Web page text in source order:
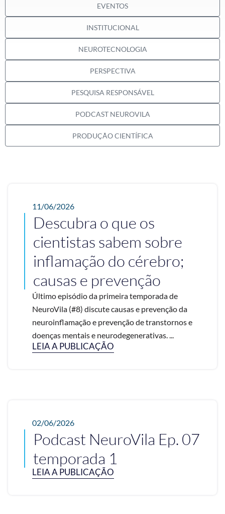
EVENTOS
INSTITUCIONAL
NEUROTECNOLOGIA
PERSPECTIVA
PESQUISA RESPONSÁVEL
PODCAST NEUROVILA
PRODUÇÃO CIENTÍFICA
11/06/2026
Descubra o que os
cientistas sabem sobre
inflamação do cérebro;
causas e prevenção
Último episódio da primeira temporada de
NeuroVila (#8) discute causas e prevenção da
neuroinflamação e prevenção de transtornos e
doenças mentais e neurodegenerativas. ...
LEIA A PUBLICAÇÃO
02/06/2026
Podcast NeuroVila Ep. 07
temporada 1
LEIA A PUBLICAÇÃO